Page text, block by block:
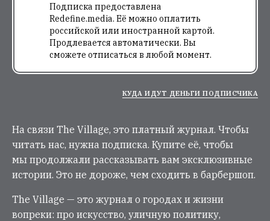
Подписка предоставлена
Redefine.media. Её можно оплатить
российской или иностранной картой.
Продлевается автоматически. Вы
сможете отписаться в любой момент.
КУДА ИДУТ ДЕНЬГИ ПОДПИСЧИКА
На связи The Village, это платный журнал. Чтобы
читать нас, нужна подписка. Купите её, чтобы
мы продолжали рассказывать вам эксклюзивные
истории. Это не дороже, чем сходить в барбершоп.
The Village — это журнал о городах и жизни
вопреки: про искусство, уличную политику,